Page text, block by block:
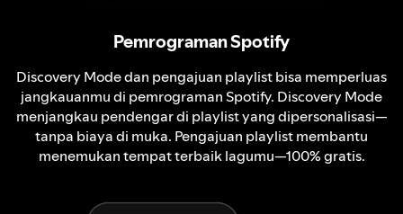
Pemrograman Spotify
Discovery Mode dan pengajuan playlist bisa memperluas
jangkauanmu di pemrograman Spotify. Discovery Mode
menjangkau pendengar di playlist yang dipersonalisasi—
tanpa biaya di muka. Pengajuan playlist membantu
menemukan tempat terbaik lagumu—100% gratis.